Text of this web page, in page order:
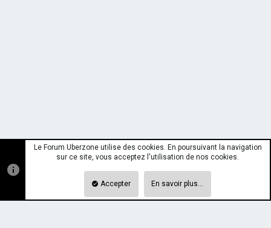
Le Forum Uberzone utilise des cookies. En poursuivant la navigation
sur ce site, vous acceptez l'utilisation de nos cookies.
Accepter En savoir plus…